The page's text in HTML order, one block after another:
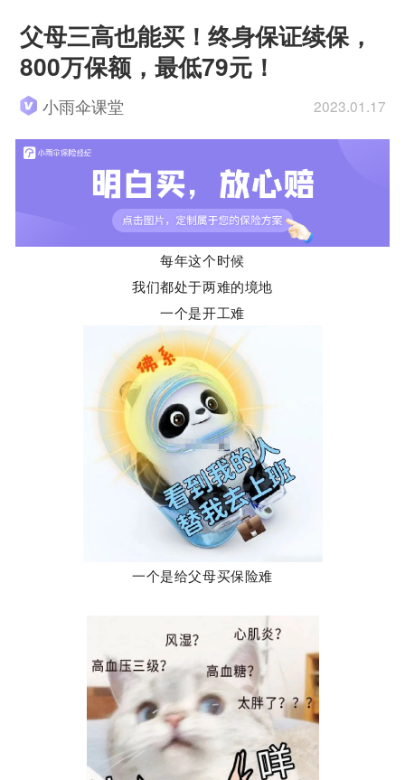
父母三高也能买！终身保证续保，
800万保额，最低79元！
小雨伞课堂 2023.01.17
每年这个时候
我们都处于两难的境地
一个是开工难
一个是给父母买保险难